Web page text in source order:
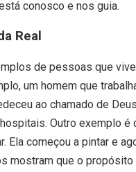
conosco e nos guia.
Real
de pessoas que
um homem que
ao chamado de
Outro exemplo é
Ela começou a pintar e
mostram que o